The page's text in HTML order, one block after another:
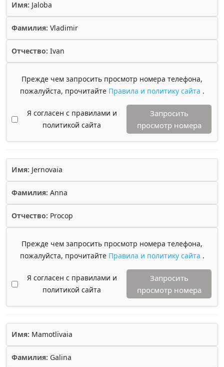
Имя: Jaloba
Фамилия: Vladimir
Отчество: Ivan
Прежде чем запросить просмотр номера телефона,
пожалуйста, прочитайте Правила и политику сайта .
Я согласен с правилами и
политикой сайта
Запросить
просмотр номера
Имя: Jernovaia
Фамилия: Anna
Отчество: Procop
Прежде чем запросить просмотр номера телефона,
пожалуйста, прочитайте Правила и политику сайта .
Я согласен с правилами и
политикой сайта
Запросить
просмотр номера
Имя: Mamotlivaia
Фамилия: Galina